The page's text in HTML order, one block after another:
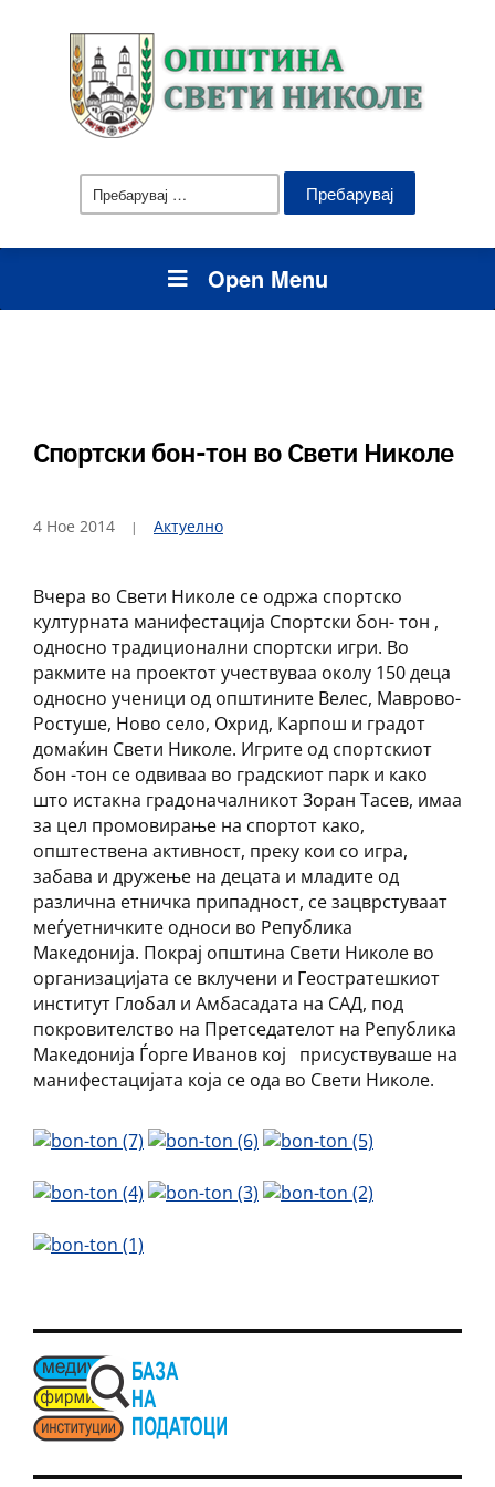
Пребарувај
за:
Open Menu
Спортски бон-тон во Свети Николе
4 Ное 2014 Актуелно
Вчера во Свети Николе се одржа спортско
културната манифестација Спортски бон- тон ,
односно традиционални спортски игри. Во
ракмите на проектот учествуваа околу 150 деца
односно ученици од општините Велес, Маврово-
Ростуше, Ново село, Охрид, Карпош и градот
домаќин Свети Николе. Игрите од спортскиот
бон -тон се одвиваа во градскиот парк и како
што истакна градоначалникот Зоран Тасев, имаа
за цел промовирање на спортот како,
општествена активност, преку кои со игра,
забава и дружење на децата и младите од
различна етничка припадност, се зацврстуваат
меѓуетничките односи во Република
Македонија. Покрај општина Свети Николе во
организацијата се вклучени и Геостратешкиот
институт Глобал и Амбасадата на САД, под
покровителство на Претседателот на Република
Македонија Ѓорге Иванов кој присуствуваше на
манифестацијата која се ода во Свети Николе.